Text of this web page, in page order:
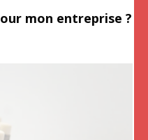
mon entreprise ?